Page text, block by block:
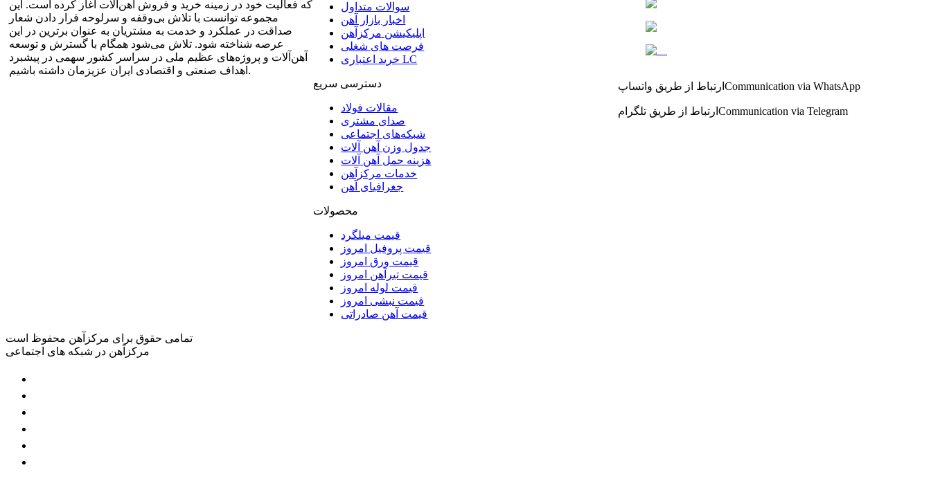
که فعالیت خود در زمینه خرید و فروش آهن‌آلات آغاز کرده است. این
مجموعه توانست با تلاش بی‌وقفه و سرلوحه قرار دادن شعار
صداقت در عملکرد و خدمت به مشتریان به عنوان برترین در این
عرصه شناخته شود. تلاش می‌شود همگام با گسترش و توسعه
آهن‌آلات و پروژه‌های عظیم ملی در سراسر کشور سهمی در پیشبرد
اهداف صنعتی و اقتصادی ایران عزیزمان داشته باشیم.
سوالات متداول
اخبار بازار آهن
اپلیکیشن مرکزآهن
فرصت های شغلی
خرید اعتباری LC
دسترسی سریع
مقالات فولاد
صدای مشتری
شبکه‌های اجتماعی
جدول وزن آهن آلات
هزینه حمل آهن آلات
خدمات مرکزآهن
جغرافیای آهن
محصولات
قیمت میلگرد
قیمت پروفیل امروز
قیمت ورق امروز
قیمت تیرآهن امروز
قیمت لوله امروز
قیمت نبشی امروز
قیمت آهن صادراتی
ارتباط از طریق واتساپ Communication via WhatsApp
ارتباط از طریق تلگرام Communication via Telegram
تمامی حقوق برای مرکزآهن محفوظ است
مرکزآهن در شبکه های اجتماعی